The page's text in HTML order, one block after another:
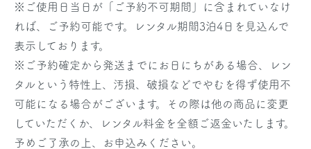
※ ご使用日当日 が「ご予約不可期間」に含まれていなけ
れば、ご予約可能です。レンタル期間3泊4日を見込んで
表示しております。
※ご予約確定から発送までにお日にちがある場合、レン
タルという特性上、汚損、破損などでやむを得ず使用不
可能になる場合がございます。その際は他の商品に変更
していただくか、レンタル料金を全額ご返金いたします。
予めご了承の上、お申込みください。